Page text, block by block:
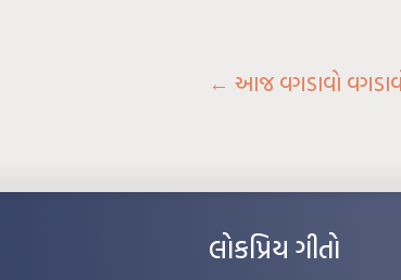
← આજ વગડાવો
લોકપ્રિય ગીતો